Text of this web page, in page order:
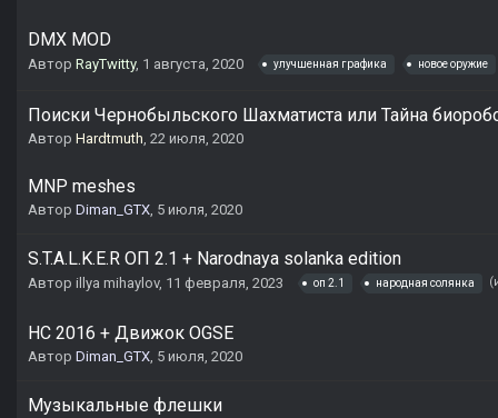
DMX MOD
Автор RayTwitty, 1 августа, 2020 улучшенная графика новое оружие
Поиски Чернобыльского Шахматиста или Тайна
Автор Hardtmuth, 22 июля, 2020
MNP meshes
Автор Diman_GTX, 5 июля, 2020
S.T.A.L.K.E.R ОП 2.1 + Narodnaya solanka edition
Автор illya mihaylov, 11 февраля, 2023 оп 2.1 народная солянка
НС 2016 + Движок OGSE
Автор Diman_GTX, 5 июля, 2020
Музыкальные флешки